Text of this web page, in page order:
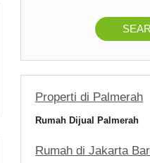
Properti di Palmerah
Rumah Dijual Palmerah
Rumah di Jakarta